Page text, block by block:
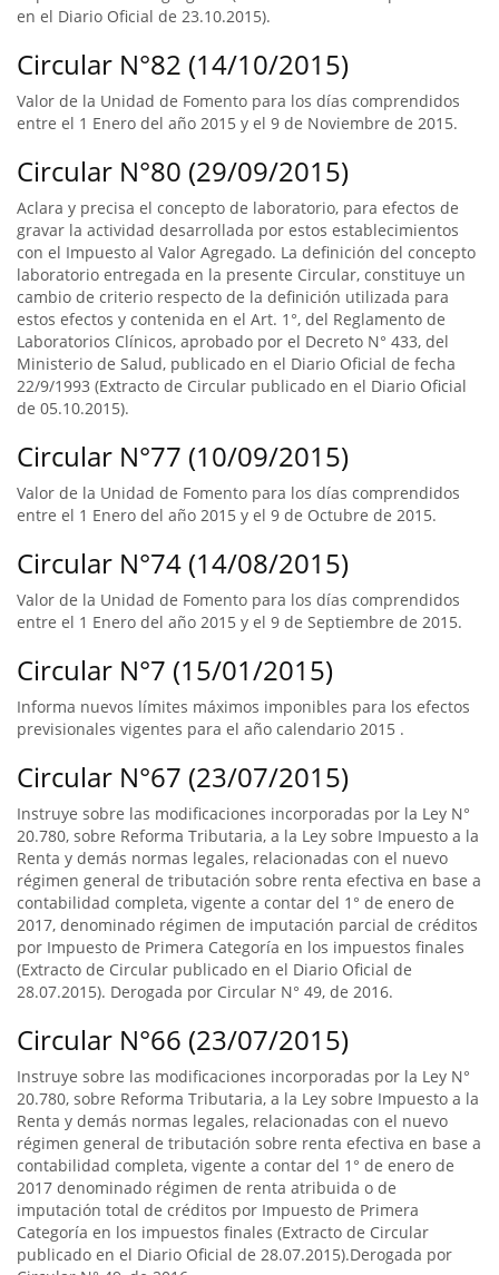
en el Diario Oficial de 23.10.2015).
Circular N°82 (14/10/2015)
Valor de la Unidad de Fomento para los días comprendidos
entre el 1 Enero del año 2015 y el 9 de Noviembre de 2015.
Circular N°80 (29/09/2015)
Aclara y precisa el concepto de laboratorio, para efectos de
gravar la actividad desarrollada por estos establecimientos
con el Impuesto al Valor Agregado. La definición del concepto
laboratorio entregada en la presente Circular, constituye un
cambio de criterio respecto de la definición utilizada para
estos efectos y contenida en el Art. 1°, del Reglamento de
Laboratorios Clínicos, aprobado por el Decreto N° 433, del
Ministerio de Salud, publicado en el Diario Oficial de fecha
22/9/1993 (Extracto de Circular publicado en el Diario Oficial
de 05.10.2015).
Circular N°77 (10/09/2015)
Valor de la Unidad de Fomento para los días comprendidos
entre el 1 Enero del año 2015 y el 9 de Octubre de 2015.
Circular N°74 (14/08/2015)
Valor de la Unidad de Fomento para los días comprendidos
entre el 1 Enero del año 2015 y el 9 de Septiembre de 2015.
Circular N°7 (15/01/2015)
Informa nuevos límites máximos imponibles para los efectos
previsionales vigentes para el año calendario 2015 .
Circular N°67 (23/07/2015)
Instruye sobre las modificaciones incorporadas por la Ley N°
20.780, sobre Reforma Tributaria, a la Ley sobre Impuesto a la
Renta y demás normas legales, relacionadas con el nuevo
régimen general de tributación sobre renta efectiva en base a
contabilidad completa, vigente a contar del 1° de enero de
2017, denominado régimen de imputación parcial de créditos
por Impuesto de Primera Categoría en los impuestos finales
(Extracto de Circular publicado en el Diario Oficial de
28.07.2015). Derogada por Circular N° 49, de 2016.
Circular N°66 (23/07/2015)
Instruye sobre las modificaciones incorporadas por la Ley N°
20.780, sobre Reforma Tributaria, a la Ley sobre Impuesto a la
Renta y demás normas legales, relacionadas con el nuevo
régimen general de tributación sobre renta efectiva en base a
contabilidad completa, vigente a contar del 1° de enero de
2017 denominado régimen de renta atribuida o de
imputación total de créditos por Impuesto de Primera
Categoría en los impuestos finales (Extracto de Circular
publicado en el Diario Oficial de 28.07.2015).Derogada por